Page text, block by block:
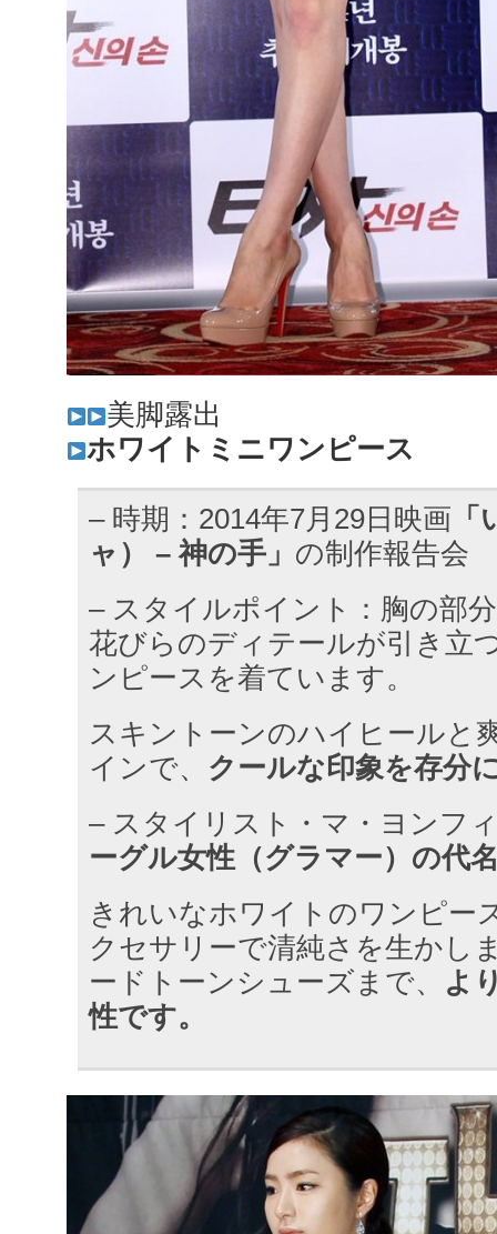
美脚露出
ホワイトミニワンピース
– 時期：2014年7月29日映画
ャ） – 神の手」 の制作報告会
– スタイルポイント：胸の部
花びらのディテールが引き立
ンピースを着ています。
スキントーンのハイヒールと
インで、 クールな印象を存分
– スタイリスト・マ・ヨンフ
ーグル女性（グラマー）の代
きれいなホワイトのワンピー
クセサリーで清純さを生かし
ードトーンシューズまで、 よ
性です。